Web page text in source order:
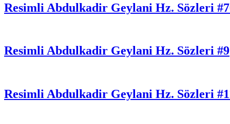
Resimli Abdulkadir Geylani Hz. Sözleri
Resimli Abdulkadir Geylani Hz. Sözleri #9
Resimli Abdulkadir Geylani Hz. Sözleri